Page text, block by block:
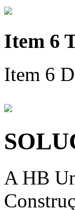
Item 6
Item 6
A HB